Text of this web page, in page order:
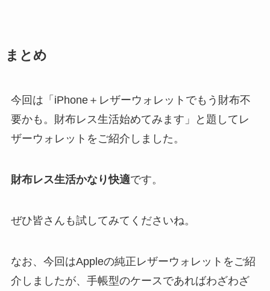
まとめ
今回は「iPhone＋レザーウォレットでもう財布不
要かも。財布レス生活始めてみます」と題してレ
ザーウォレットをご紹介しました。
財布レス生活かなり快適です。
ぜひ皆さんも試してみてくださいね。
なお、今回はAppleの純正レザーウォレットをご紹
介しましたが、手帳型のケースであればわざわざ